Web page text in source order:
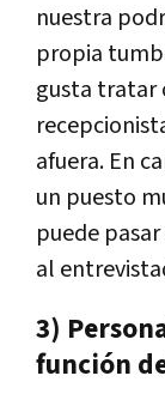
nuestra
propia
gusta tratar
afuera. En
un puesto
puede
al
3)
función